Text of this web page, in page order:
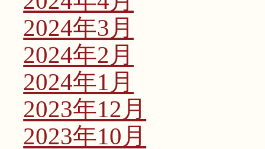
2024年3月
2024年2月
2024年1月
2023年12月
2023年10月